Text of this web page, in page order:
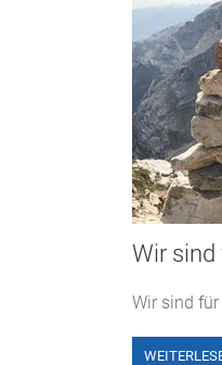
Wir sind
Wir sind für